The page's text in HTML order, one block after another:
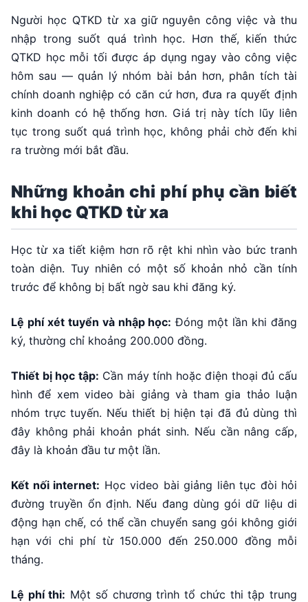
Người học QTKD từ xa giữ nguyên công việc và thu
nhập trong suốt quá trình học. Hơn thế, kiến thức
QTKD học mỗi tối được áp dụng ngay vào công việc
hôm sau — quản lý nhóm bài bản hơn, phân tích tài
chính doanh nghiệp có căn cứ hơn, đưa ra quyết định
kinh doanh có hệ thống hơn. Giá trị này tích lũy liên
tục trong suốt quá trình học, không phải chờ đến khi
ra trường mới bắt đầu.
Những khoản chi phí phụ cần biết
khi học QTKD từ xa
Học từ xa tiết kiệm hơn rõ rệt khi nhìn vào bức tranh
toàn diện. Tuy nhiên có một số khoản nhỏ cần tính
trước để không bị bất ngờ sau khi đăng ký.
Lệ phí xét tuyển và nhập học: Đóng một lần khi đăng
ký, thường chỉ khoảng 200.000 đồng.
Thiết bị học tập: Cần máy tính hoặc điện thoại đủ cấu
hình để xem video bài giảng và tham gia thảo luận
nhóm trực tuyến. Nếu thiết bị hiện tại đã đủ dùng thì
đây không phải khoản phát sinh. Nếu cần nâng cấp,
đây là khoản đầu tư một lần.
Kết nối internet: Học video bài giảng liên tục đòi hỏi
đường truyền ổn định. Nếu đang dùng gói dữ liệu di
động hạn chế, có thể cần chuyển sang gói không giới
hạn với chi phí từ 150.000 đến 250.000 đồng mỗi
tháng.
Lệ phí thi: Một số chương trình tổ chức thi tập trung